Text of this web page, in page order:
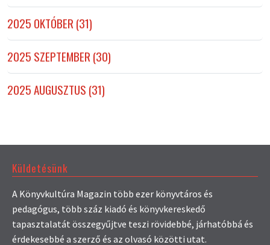
2025 OKTÓBER (31)
2025 SZEPTEMBER (30)
2025 AUGUSZTUS (31)
Küldetésünk
A Könyvkultúra Magazin több ezer könyvtáros és
pedagógus, több száz kiadó és könyvkereskedő
tapasztalatát összegyűjtve teszi rövidebbé, járhatóbbá és
érdekesebbé a szerző és az olvasó közötti utat.